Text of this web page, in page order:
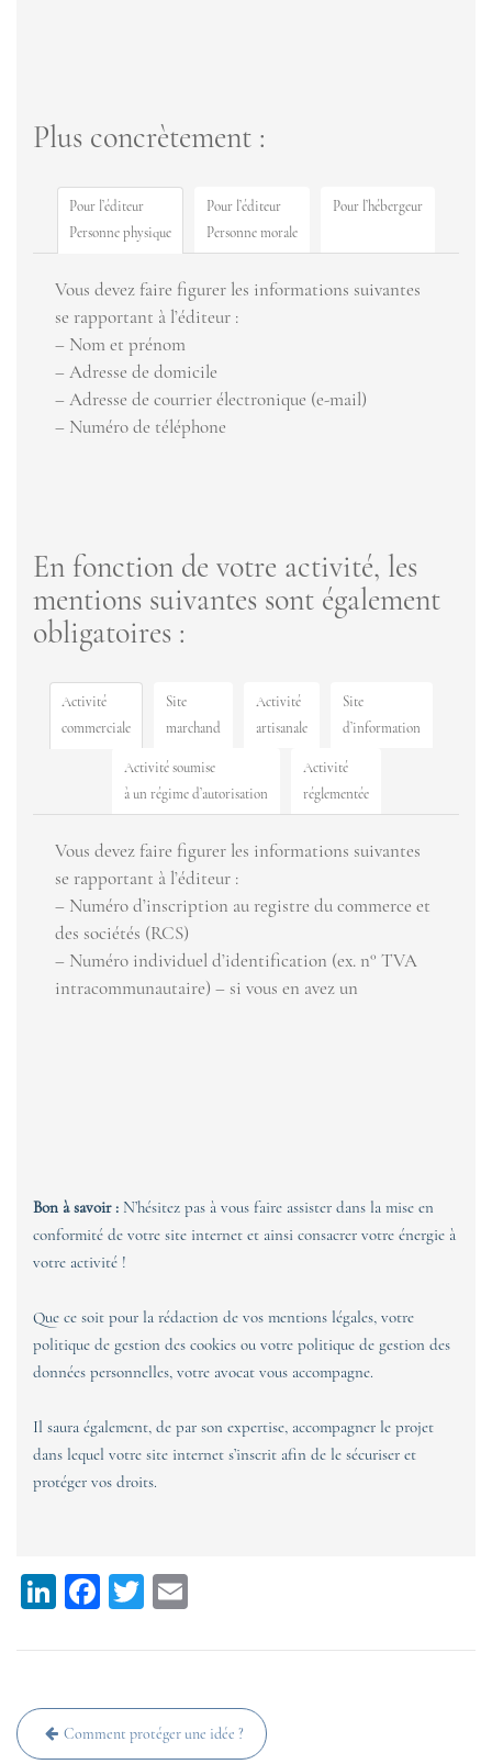
Plus concrètement :
Pour l’éditeur
Personne physique
Pour l’éditeur
Personne morale
Pour l’hébergeur
Vous devez faire figurer les informations suivantes
se rapportant à l’éditeur :
– Nom et prénom
– Adresse de domicile
– Adresse de courrier électronique (e-mail)
– Numéro de téléphone
En fonction de votre activité, les
mentions suivantes sont également
obligatoires :
Activité
commerciale
Site
marchand
Activité
artisanale
Site
d’information
Activité soumise
à un régime d’autorisation
Activité
réglementée
Vous devez faire figurer les informations suivantes
se rapportant à l’éditeur :
– Numéro d’inscription au registre du commerce et
des sociétés (RCS)
– Numéro individuel d’identification (ex. n° TVA
intracommunautaire) – si vous en avez un
Bon à savoir : N’hésitez pas à vous faire assister dans la mise en
conformité de votre site internet et ainsi consacrer votre énergie à
votre activité !
Que ce soit pour la rédaction de vos mentions légales, votre
politique de gestion des cookies ou votre politique de gestion des
données personnelles, votre avocat vous accompagne.
Il saura également, de par son expertise, accompagner le projet
dans lequel votre site internet s’inscrit afin de le sécuriser et
protéger vos droits.
Li
ke
dI
n
Fa
bo
ok
T
tt
er
ail
Navigation
Comment protéger une idée ?